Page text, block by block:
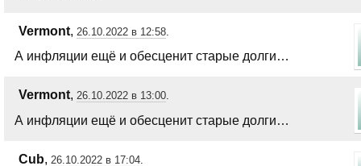
Vermont, 26.10.2022 в 12:58.
А инфляции ещё и обесценит старые долги…
Vermont, 26.10.2022 в 13:00.
А инфляции ещё и обесценит старые долги…
Cub, 26.10.2022 в 17:04.